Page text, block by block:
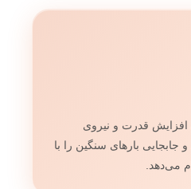
افزایش قدرت و نیروی
جابجایی بارهای سنگین را با
می‌دهد.